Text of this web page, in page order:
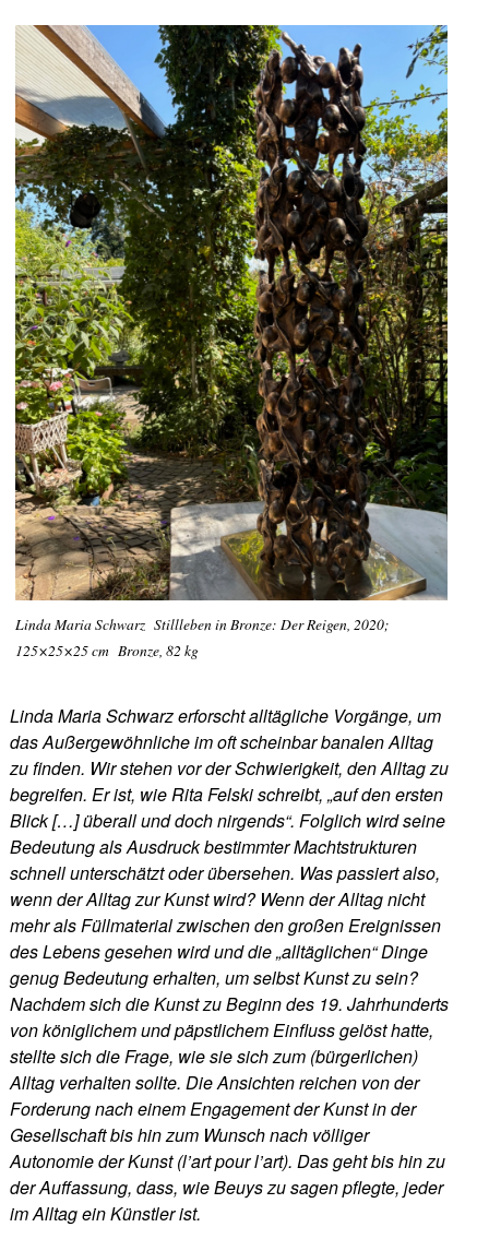
Linda Maria Schwarz Stillleben in Bronze: Der Reigen, 2020;
125×25×25 cm Bronze, 82 kg
Linda Maria Schwarz erforscht alltägliche Vorgänge, um
das Außergewöhnliche im oft scheinbar banalen Alltag
zu finden. Wir stehen vor der Schwierigkeit, den Alltag zu
begreifen. Er ist, wie Rita Felski schreibt, „auf den ersten
Blick […] überall und doch nirgends“. Folglich wird seine
Bedeutung als Ausdruck bestimmter Machtstrukturen
schnell unterschätzt oder übersehen. Was passiert also,
wenn der Alltag zur Kunst wird? Wenn der Alltag nicht
mehr als Füllmaterial zwischen den großen Ereignissen
des Lebens gesehen wird und die „alltäglichen“ Dinge
genug Bedeutung erhalten, um selbst Kunst zu sein?
Nachdem sich die Kunst zu Beginn des 19. Jahrhunderts
von königlichem und päpstlichem Einfluss gelöst hatte,
stellte sich die Frage, wie sie sich zum (bürgerlichen)
Alltag verhalten sollte. Die Ansichten reichen von der
Forderung nach einem Engagement der Kunst in der
Gesellschaft bis hin zum Wunsch nach völliger
Autonomie der Kunst (l’art pour l’art). Das geht bis hin zu
der Auffassung, dass, wie Beuys zu sagen pflegte, jeder
im Alltag ein Künstler ist.